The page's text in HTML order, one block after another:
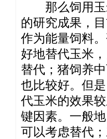
那么饲用玉
的研究成果，
作为能量饲料
好地替代玉米
替代；猪饲养
也比较好。但
代玉米的效果
键因素。一般
可以考虑替代